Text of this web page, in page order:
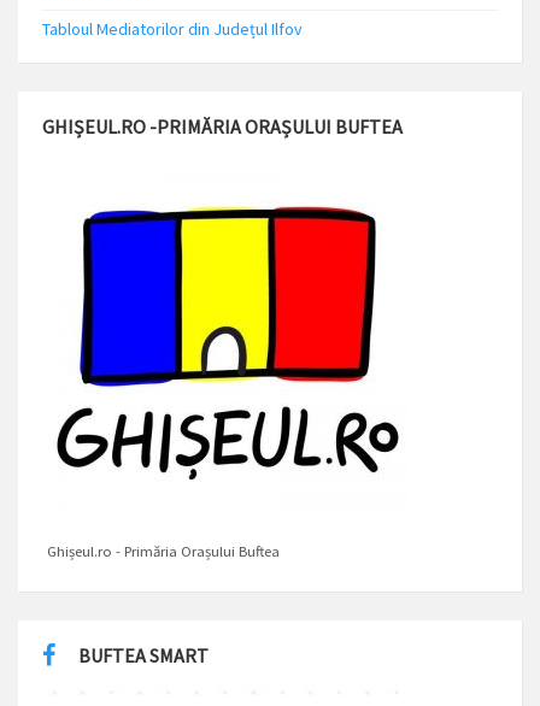
Tabloul Mediatorilor din Județul Ilfov
GHIȘEUL.RO -PRIMĂRIA ORAȘULUI BUFTEA
Ghișeul.ro - Primăria Orașului Buftea
BUFTEA SMART